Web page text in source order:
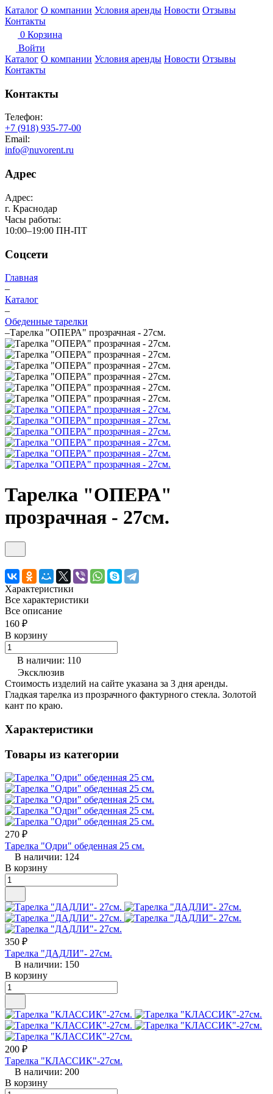
Каталог О компании Условия аренды Новости Отзывы
Контакты
0 Корзина
Войти
Каталог О компании Условия аренды Новости Отзывы
Контакты
Контакты
Телефон:
+7 (918) 935-77-00
Email:
info@nuvorent.ru
Адрес
Адрес:
г. Краснодар
Часы работы:
10:00–19:00 ПН-ПТ
Соцсети
Главная
–
Каталог
–
Обеденные тарелки
–Тарелка "ОПЕРА" прозрачная - 27см.
Тарелка "ОПЕРА"
прозрачная - 27см.
Характеристики
Все характеристики
Все описание
160 ₽
В корзину
В наличии: 110
Эксклюзив
Стоимость изделий на сайте указана за 3 дня аренды.
Гладкая тарелка из прозрачного фактурного стекла. Золотой
кант по краю.
Характеристики
Товары из категории
270 ₽
Тарелка "Одри" обеденная 25 см.
В наличии: 124
В корзину
350 ₽
Тарелка "ДАДЛИ"- 27см.
В наличии: 150
В корзину
200 ₽
Тарелка "КЛАССИК"-27см.
В наличии: 200
В корзину